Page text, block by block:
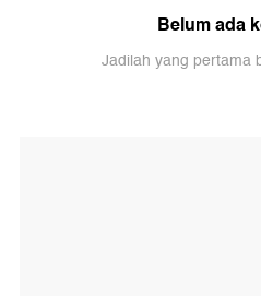
Belum ada
Jadilah yang pertama